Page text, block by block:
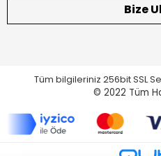
Bize
Tüm bilgileriniz 256bit SSL
© 2022 Tüm